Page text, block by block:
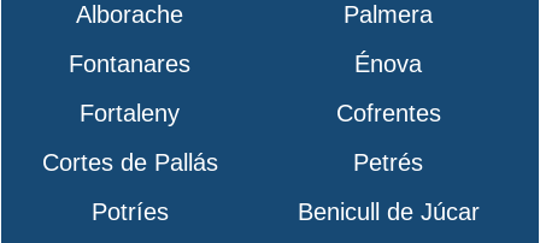
Alborache
Palmera
Fontanares
Énova
Fortaleny
Cofrentes
Cortes de Pallás
Petrés
Potríes
Benicull de Júcar